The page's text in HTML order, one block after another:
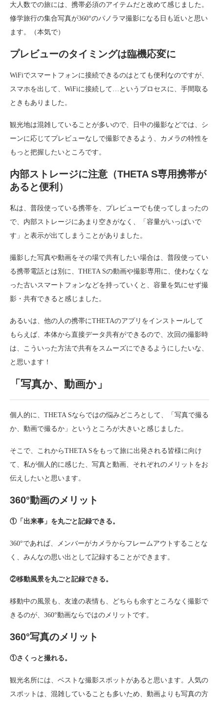
大人数での旅には、携帯必須のアイテムだと改めて感じました。
修学旅行の集合写真が360°のパノラマ撮影になる日も近いと思い
ます。（本気で）
プレビューのタイミングは臨機応変に
WiFiでスマートフォンに接続できるのはとても便利なのですが、
スマホを出して、WiFiに接続して…というプロセスに、手間取る
ときもありました。
観光地は混雑していることが多いので、日中の撮影などでは、シ
ーンに応じてプレビューなしで撮影できるよう、カメラの特性を
もっと把握したいところです。
内部ストレージに注意（THETA S専用携帯が
あると便利）
私は、普段使っている携帯を、プレビューでも使ってしまったの
で、内部ストレージにあまり空きがなく、「容量がいっぱいで
す」と表示が出てしまうことがありました。
撮影した写真や動画をその場で共有したい場合は、普段使ってい
る携帯電話とは別に、THETA Sの動画や撮影専用に、使わなくな
った古いスマートフォンなどを持っていくと、容量を気にせず撮
影・共有できると感じました。
あるいは、他の人の携帯にTHETAのアプリをインストールして
もらえば、本体から直接データ共有ができるので、次回の撮影時
は、こういった方法で共有をスムーズにできるようにしたいな、
と思います！
「写真か、動画か」
個人的に、THETA Sならではの悩みどころとして、「写真で撮る
か、動画で撮るか」というところが大きいと感じました。
そこで、これからTHETA Sをもって旅に出発される皆様に向け
て、私が個人的に感じた、写真と動画、それぞれのメリットをお
伝えしたいと思います。
360°動画のメリット
①「出来事」を丸ごと記録できる。
360°であれば、メンバーがカメラからフレームアウトすることな
く、みんなの思い出として記録することができます。
②移動風景を丸ごと記録できる。
移動中の風景も、友達の表情も、どちらも余すところなく撮影で
きるのが、360°動画ならではのメリットです。
360°写真のメリット
①さくっと撮れる。
観光名所には、ベストな撮影スポットがあると思います。人気の
スポットは、混雑していることも多いため、動画よりも写真の方